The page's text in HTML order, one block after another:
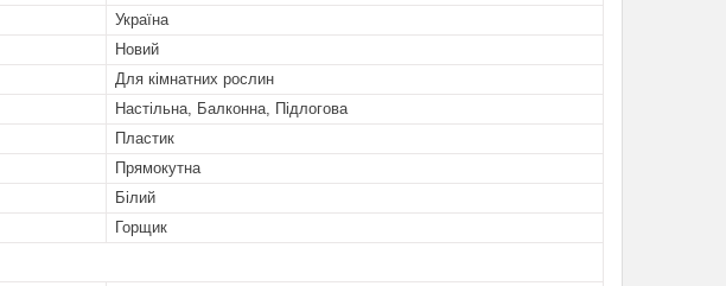
Україна
Новий
Для кімнатних рослин
Настільна, Балконна, Підлогова
Пластик
Прямокутна
Білий
Горщик